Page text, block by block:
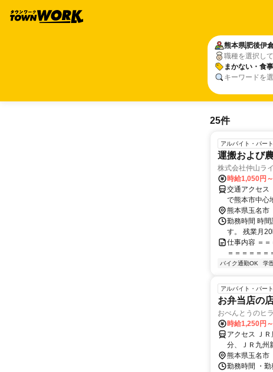
熊本県肥後伊
職種を選択し
まかない・食
キーワードを
25件
アルバイト・パート
運搬および
株式会社仲山ラ
時給1,050円
交通アクセス ・コンビニは車で2、3
で熊本市中心
熊本県玉名市
勤務時間 時
す。 残業月
仕事内容 ＝
＝＝＝＝＝＝
バイク通勤OK 学
アルバイト・パート
お弁当店の
おべんとうのヒ
時給1,250円
アクセス Ｊ
分、ＪＲ九州
熊本県玉名市
勤務時間 ・